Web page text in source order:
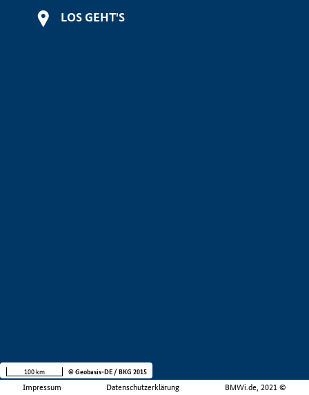
LOS GEHT'S
Impressum Datenschutzerklärung BMWi.de, 2021 ©
100 km © Geobasis-DE / BKG 2015